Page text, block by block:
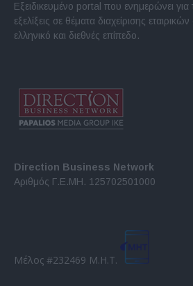
Εξειδικευμένο portal που ενημερώνει για
εξελίξεις σε θέματα διαχείρισης
ελληνικό και διεθνές επίπεδο.
Direction Business Network
Αριθμός Γ.Ε.ΜΗ. 125702501000
Μέλος #232469 Μ.Η.Τ.